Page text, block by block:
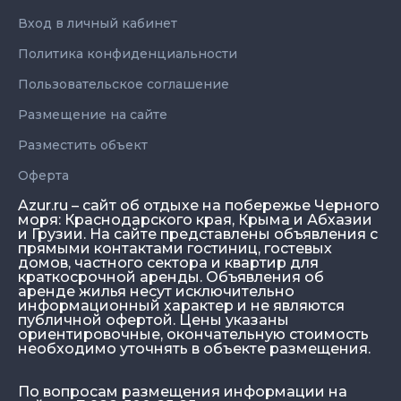
Azur.ru – сайт об отдыхе на побережье Черного
моря: Краснодарского края, Крыма и Абхазии
и Грузии. На сайте представлены объявления с
прямыми контактами гостиниц, гостевых
домов, частного сектора и квартир для
краткосрочной аренды. Объявления об
аренде жилья несут исключительно
информационный характер и не являются
публичной офертой. Цены указаны
ориентировочные, окончательную стоимость
необходимо уточнять в объекте размещения.
По вопросам размещения информации на
Вход в личный кабинет
Политика конфиденциальности
Пользовательское соглашение
Размещение на сайте
Разместить объект
Оферта